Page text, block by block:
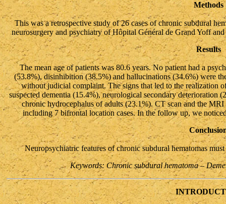
Methods
This was a retrospective study of 26 cases of chronic subdural
neurosurgery and psychiatry of Hôpital Général de Grand Yoff
Results
The mean age of patients was 80.6 years. No patient had a
(53.8%), disinhibition (38.5%) and hallucinations (34.6%) were
without judicial complaint. The signs that led to the realization
suspected dementia (15.4%), neurological secondary deterioration
chronic hydrocephalus of adults (23.1%). CT scan and the
including 7 bifrontal location cases. In the follow up, we
Neuropsychiatric features of chronic subdural hematomas
Keywords: Chronic subdural hematoma –